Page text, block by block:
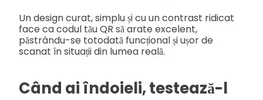
Un design curat, simplu și cu un contrast ridicat
face ca codul tău QR să arate excelent,
păstrându-se totodată funcțional și ușor de
scanat în situații din lumea reală.
Când ai îndoieli, testează-l